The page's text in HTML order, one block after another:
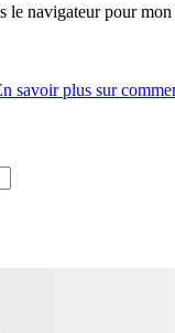
le navigateur pour
savoir plus sur